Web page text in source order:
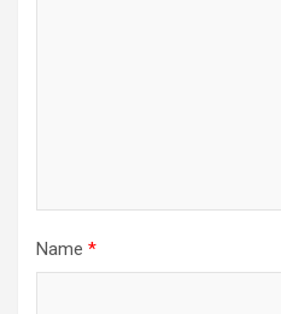
Name *